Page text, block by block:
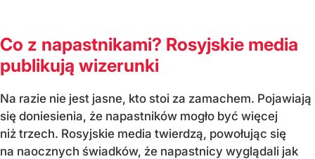
Co z napastnikami? Rosyjskie media
publikują wizerunki
Na razie nie jest jasne, kto stoi za zamachem. Pojawiają
się doniesienia, że napastników mogło być więcej
niż trzech. Rosyjskie media twierdzą, powołując się
na naocznych świadków, że napastnicy wyglądali jak